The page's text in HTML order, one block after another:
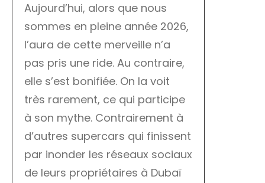
Aujourd’hui, alors que nous
sommes en pleine année 2026,
l’aura de cette merveille n’a
pas pris une ride. Au contraire,
elle s’est bonifiée. On la voit
très rarement, ce qui participe
à son mythe. Contrairement à
d’autres supercars qui finissent
par inonder les réseaux sociaux
de leurs propriétaires à Dubaï